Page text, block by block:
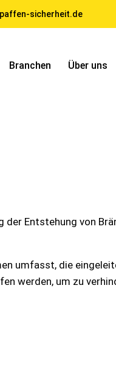
sicherheit.de
Branchen Über uns
Entstehung von
umfasst, die
werden, um zu